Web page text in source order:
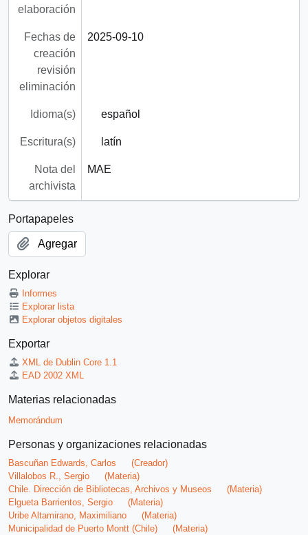
elaboración
Fechas de
creación
revisión
eliminación
2025-09-10
Idioma(s) español
Escritura(s) latín
Nota del
archivista
MAE
Portapapeles
Agregar
Explorar
Informes
Explorar lista
Explorar objetos digitales
Exportar
XML de Dublin Core 1.1
EAD 2002 XML
Materias relacionadas
Memorándum
Personas y organizaciones relacionadas
Bascuñan Edwards, Carlos
(Creador)
Villalobos R., Sergio
(Materia)
Chile. Dirección de Bibliotecas, Archivos y Museos
(Materia)
Elgueta Barrientos, Sergio
(Materia)
Uribe Altamirano, Maximiliano
(Materia)
Municipalidad de Puerto Montt (Chile)
(Materia)